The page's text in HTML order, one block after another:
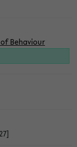
Behaviour